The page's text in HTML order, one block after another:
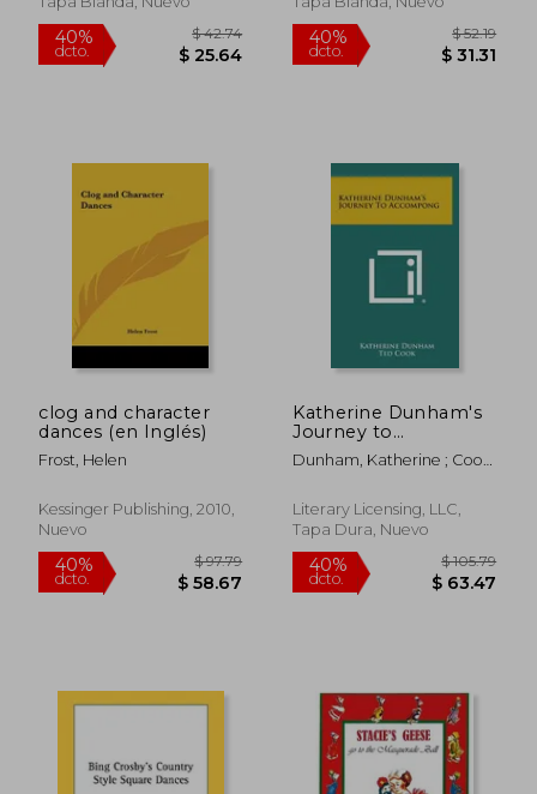
dcto.
clog and character
dances (en Inglés)
Frost, Helen
Kessinger Publishing, 2010,
Nuevo
Katherine Dunham's
Journey to
Accompong (en
Inglés)
Dunham, Katherine ; Cook,
Literary Licensing, LLC,
Tapa Dura, Nuevo